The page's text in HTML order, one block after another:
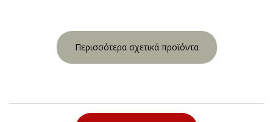
Περισσότερα σχετικά προϊόντα